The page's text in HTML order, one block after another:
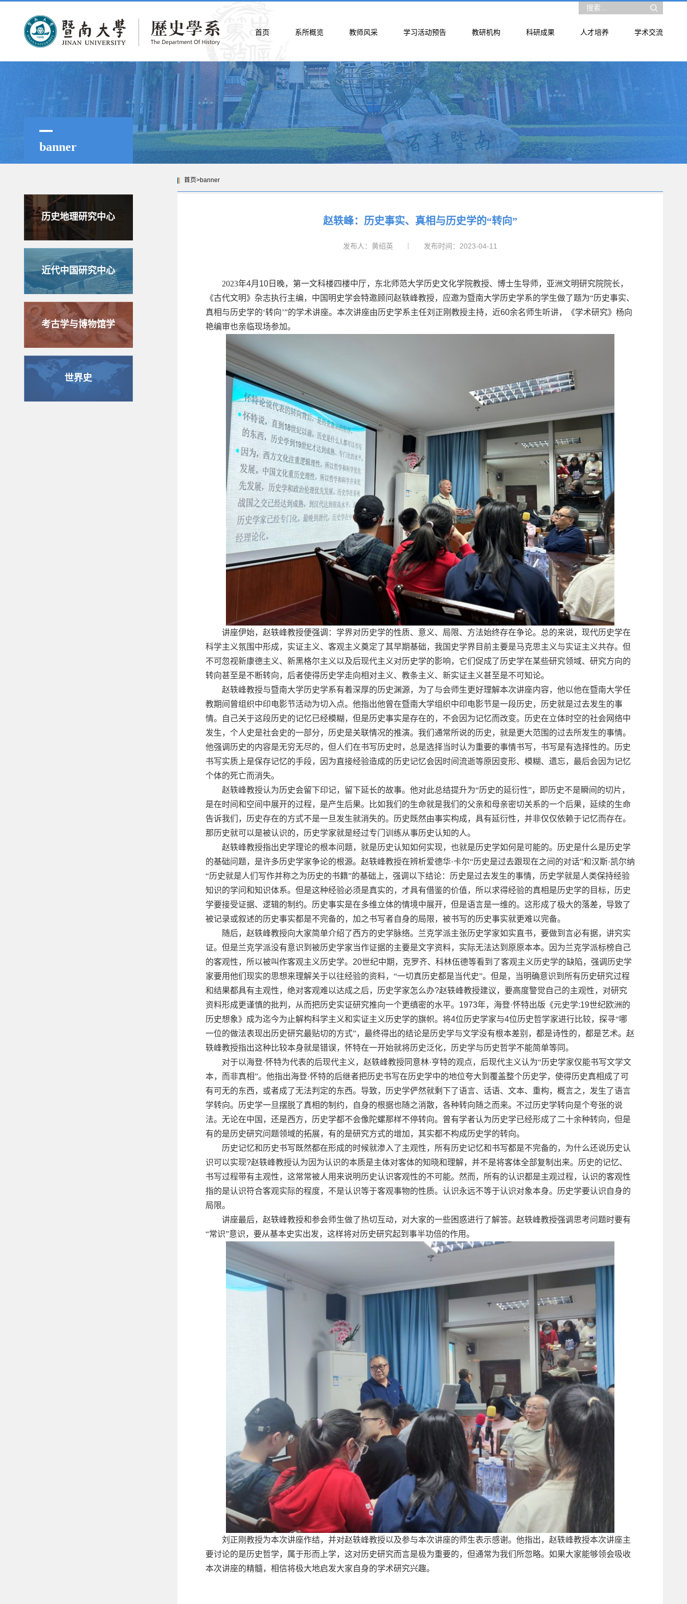
首页 系所概览 教师风采 学习活动预告 教研机构 科研成果 人才培养 学术交流
banner
历史地理研究中心
近代中国研究中心
考古学与博物馆学
世界史
首页>banner
赵轶峰：历史事实、真相与历史学的“转向”
发布人：黄绍英 发布时间：2023-04-11
2023年4月 10 日晚，第一文科楼四楼中厅，东北师范大学历史文化学院教授、博士生导师，亚洲文明研究院院长，
《古代文明》杂志执行主编，中国明史学会特邀顾问赵轶峰教授，应邀为暨南大学历史学系的学生做了题为“历史事实、
真相与历史学的‘转向’”的学术讲座。本次讲座由历史学系主任刘正刚教授主持，近60余名师生听讲，《学术研究》杨向
艳编审也亲临现场参加。
讲座伊始，赵轶峰教授便强调：学界对历史学的性质、意义、局限、方法始终存在争论。总的来说，现代历史学在
科学主义氛围中形成，实证主义、客观主义奠定了其早期基础，我国史学界目前主要是马克思主义与实证主义共存。但
不可忽视新康德主义、新黑格尔主义以及后现代主义对历史学的影响，它们促成了历史学在某些研究领域、研究方向的
转向甚至是不断转向，后者使得历史学走向相对主义、教条主义、新实证主义甚至是不可知论。
赵轶峰教授与暨南大学历史学系有着深厚的历史渊源，为了与会师生更好理解本次讲座内容，他以他在暨南大学任
教期间曾组织中印电影节活动为切入点。他指出他曾在暨南大学组织中印电影节是一段历史，历史就是过去发生的事
情。自己关于这段历史的记忆已经模糊，但是历史事实是存在的，不会因为记忆而改变。历史在立体时空的社会网络中
发生，个人史是社会史的一部分，历史是关联情况的推演。我们通常所说的历史，就是更大范围的过去所发生的事情。
他强调历史的内容是无穷无尽的，但人们在书写历史时，总是选择当时认为重要的事情书写，书写是有选择性的。历史
书写实质上是保存记忆的手段，因为直接经验造成的历史记忆会因时间流逝等原因变形、模糊、遗忘，最后会因为记忆
个体的死亡而消失。
赵轶峰教授认为历史会留下印记，留下延长的故事。他对此总结提升为“历史的延衍性”，即历史不是瞬间的切片，
是在时间和空间中展开的过程，是产生后果。比如我们的生命就是我们的父亲和母亲密切关系的一个后果，延续的生命
告诉我们，历史存在的方式不是一旦发生就消失的。历史既然由事实构成，具有延衍性，并非仅仅依赖于记忆而存在。
那历史就可以是被认识的，历史学家就是经过专门训练从事历史认知的人。
赵轶峰教授指出史学理论的根本问题，就是历史认知如何实现，也就是历史学如何是可能的。历史是什么是历史学
的基础问题，是许多历史学家争论的根源。赵轶峰教授在辨析爱德华·卡尔“历史是过去跟现在之间的对话”和汉斯·凯尔纳
“历史就是人们写作并称之为历史的书籍”的基础上，强调以下结论：历史是过去发生的事情，历史学就是人类保持经验
知识的学问和知识体系。但是这种经验必须是真实的，才具有借鉴的价值，所以求得经验的真相是历史学的目标，历史
学要接受证据、逻辑的制约。历史事实是在多维立体的情境中展开，但是语言是一维的。这形成了极大的落差，导致了
被记录或叙述的历史事实都是不完备的，加之书写者自身的局限，被书写的历史事实就更难以完备。
随后，赵轶峰教授向大家简单介绍了西方的史学脉络。兰克学派主张历史学家如实直书，要做到言必有据，讲究实
证。但是兰克学派没有意识到被历史学家当作证据的主要是文字资料，实际无法达到原原本本。因为兰克学派标榜自己
的客观性，所以被叫作客观主义历史学。 20世纪中期，克罗齐、科林伍德等看到了客观主义历史学的缺陷，强调历史学
家要用他们现实的思想来理解关于以往经验的资料，“一切真历史都是当代史”。但是，当明确意识到所有历史研究过程
和结果都具有主观性，绝对客观难以达成之后，历史学家怎么办?赵轶峰教授建议，要高度警觉自己的主观性，对研究
资料形成更谨慎的批判，从而把历史实证研究推向一个更缜密的水平。 1973年，海登·怀特出版《元史学:19世纪欧洲的
历史想象》成为迄今为止解构科学主义和实证主义历史学的旗帜。将4位历史学家与4位历史哲学家进行比较，探寻“哪
一位的做法表现出历史研究最贴切的方式”，最终得出的结论是历史学与文学没有根本差别，都是诗性的，都是艺术。赵
轶峰教授指出这种比较本身就是错误，怀特在一开始就将历史泛化，历史学与历史哲学不能简单等同。
对于以海登·怀特为代表的后现代主义，赵轶峰教授同意林·亨特的观点，后现代主义认为“历史学家仅能书写文学文
本，而非真相”。他指出海登·怀特的后继者把历史书写在历史学中的地位夸大到覆盖整个历史学，使得历史真相成了可
有可无的东西，或者成了无法判定的东西。导致，历史学俨然就剩下了语言、话语、文本、重构，概言之，发生了语言
学转向。历史学一旦摆脱了真相的制约，自身的根据也随之消散，各种转向随之而来。不过历史学转向是个夸张的说
法。无论在中国，还是西方，历史学都不会像陀螺那样不停转向。曾有学者认为历史学已经形成了二十余种转向，但是
有的是历史研究问题领域的拓展，有的是研究方式的增加，其实都不构成历史学的转向。
历史记忆和历史书写既然都在形成的时候就渗入了主观性，所有历史记忆和书写都是不完备的，为什么还说历史认
识可以实现?赵轶峰教授认为因为认识的本质是主体对客体的知晓和理解，并不是将客体全部复制出来。历史的记忆、
书写过程带有主观性，这常常被人用来说明历史认识客观性的不可能。然而，所有的认识都是主观过程，认识的客观性
指的是认识符合客观实际的程度，不是认识等于客观事物的性质。认识永远不等于认识对象本身。历史学要认识自身的
局限。
讲座最后，赵轶峰教授和参会师生做了热切互动，对大家的一些困惑进行了解答。赵轶峰教授强调思考问题时要有
“常识”意识，要从基本史实出发，这样将对历史研究起到事半功倍的作用。
刘正刚教授为本次讲座作结，并对赵轶峰教授以及参与本次讲座的师生表示感谢。他指出，赵轶峰教授本次讲座主
要讨论的是历史哲学，属于形而上学，这对历史研究而言是极为重要的，但通常为我们所忽略。如果大家能够领会吸收
本次讲座的精髓，相信将极大地启发大家自身的学术研究兴趣。